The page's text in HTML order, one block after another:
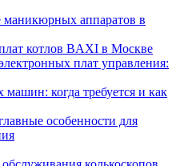
аппаратов в
котлов BAXI в Москве
плат управления:
когда требуется и как
особенности для